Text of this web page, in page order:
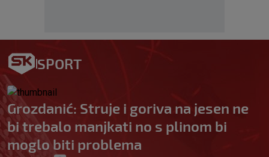
SPORT
Grozdanić: Struje i goriva na jesen ne
bi trebalo manjkati no s plinom bi
moglo biti problema